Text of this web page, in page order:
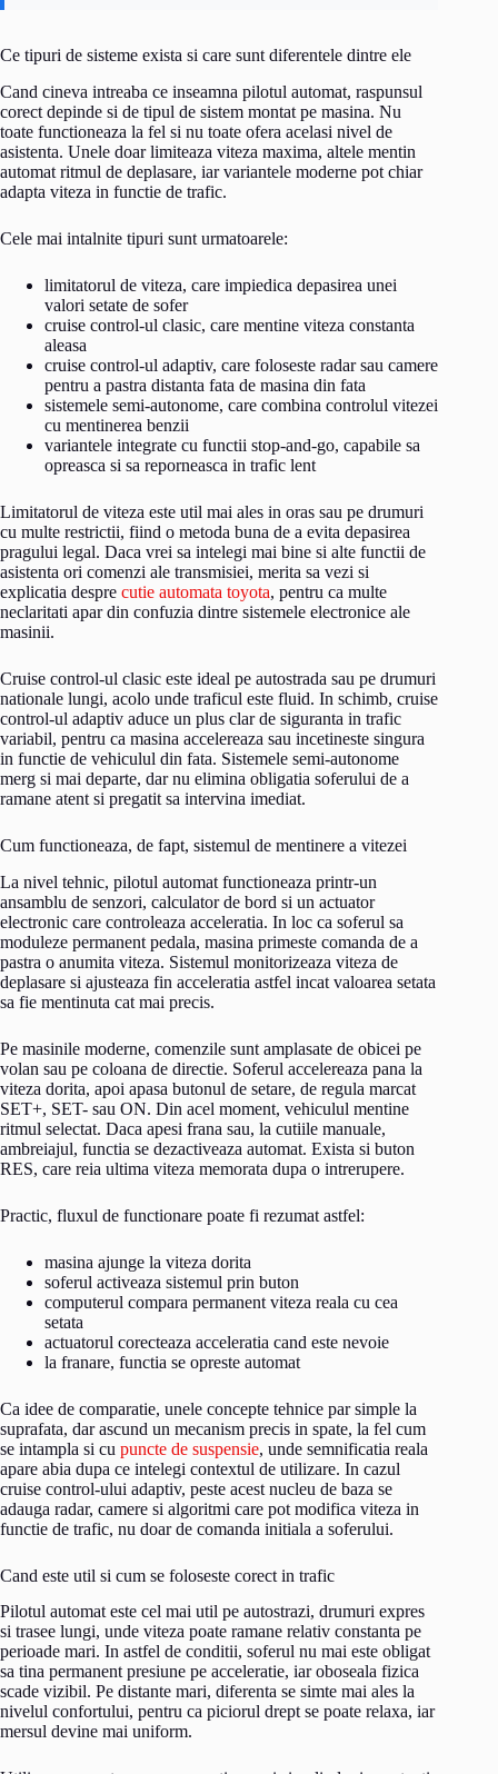
Ce tipuri de sisteme exista si care sunt diferentele dintre ele
Cand cineva intreaba ce inseamna pilotul automat, raspunsul
corect depinde si de tipul de sistem montat pe masina. Nu
toate functioneaza la fel si nu toate ofera acelasi nivel de
asistenta. Unele doar limiteaza viteza maxima, altele mentin
automat ritmul de deplasare, iar variantele moderne pot chiar
adapta viteza in functie de trafic.
Cele mai intalnite tipuri sunt urmatoarele:
limitatorul de viteza, care impiedica depasirea unei
valori setate de sofer
cruise control-ul clasic, care mentine viteza constanta
aleasa
cruise control-ul adaptiv, care foloseste radar sau camere
pentru a pastra distanta fata de masina din fata
sistemele semi-autonome, care combina controlul vitezei
cu mentinerea benzii
variantele integrate cu functii stop-and-go, capabile sa
opreasca si sa reporneasca in trafic lent
Limitatorul de viteza este util mai ales in oras sau pe drumuri
cu multe restrictii, fiind o metoda buna de a evita depasirea
pragului legal. Daca vrei sa intelegi mai bine si alte functii de
asistenta ori comenzi ale transmisiei, merita sa vezi si
explicatia despre cutie automata toyota, pentru ca multe
neclaritati apar din confuzia dintre sistemele electronice ale
masinii.
Cruise control-ul clasic este ideal pe autostrada sau pe drumuri
nationale lungi, acolo unde traficul este fluid. In schimb, cruise
control-ul adaptiv aduce un plus clar de siguranta in trafic
variabil, pentru ca masina accelereaza sau incetineste singura
in functie de vehiculul din fata. Sistemele semi-autonome
merg si mai departe, dar nu elimina obligatia soferului de a
ramane atent si pregatit sa intervina imediat.
Cum functioneaza, de fapt, sistemul de mentinere a vitezei
La nivel tehnic, pilotul automat functioneaza printr-un
ansamblu de senzori, calculator de bord si un actuator
electronic care controleaza acceleratia. In loc ca soferul sa
moduleze permanent pedala, masina primeste comanda de a
pastra o anumita viteza. Sistemul monitorizeaza viteza de
deplasare si ajusteaza fin acceleratia astfel incat valoarea setata
sa fie mentinuta cat mai precis.
Pe masinile moderne, comenzile sunt amplasate de obicei pe
volan sau pe coloana de directie. Soferul accelereaza pana la
viteza dorita, apoi apasa butonul de setare, de regula marcat
SET+, SET- sau ON. Din acel moment, vehiculul mentine
ritmul selectat. Daca apesi frana sau, la cutiile manuale,
ambreiajul, functia se dezactiveaza automat. Exista si buton
RES, care reia ultima viteza memorata dupa o intrerupere.
Practic, fluxul de functionare poate fi rezumat astfel:
masina ajunge la viteza dorita
soferul activeaza sistemul prin buton
computerul compara permanent viteza reala cu cea
setata
actuatorul corecteaza acceleratia cand este nevoie
la franare, functia se opreste automat
Ca idee de comparatie, unele concepte tehnice par simple la
suprafata, dar ascund un mecanism precis in spate, la fel cum
se intampla si cu puncte de suspensie, unde semnificatia reala
apare abia dupa ce intelegi contextul de utilizare. In cazul
cruise control-ului adaptiv, peste acest nucleu de baza se
adauga radar, camere si algoritmi care pot modifica viteza in
functie de trafic, nu doar de comanda initiala a soferului.
Cand este util si cum se foloseste corect in trafic
Pilotul automat este cel mai util pe autostrazi, drumuri expres
si trasee lungi, unde viteza poate ramane relativ constanta pe
perioade mari. In astfel de conditii, soferul nu mai este obligat
sa tina permanent presiune pe acceleratie, iar oboseala fizica
scade vizibil. Pe distante mari, diferenta se simte mai ales la
nivelul confortului, pentru ca piciorul drept se poate relaxa, iar
mersul devine mai uniform.